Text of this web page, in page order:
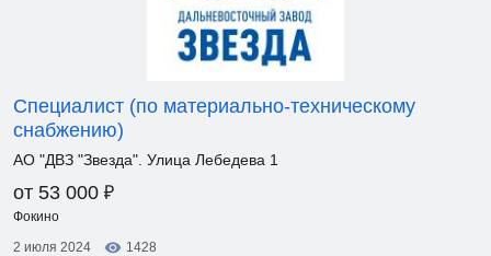
Специалист (по материально-техническому
снабжению)
АО "ДВЗ "Звезда". Улица Лебедева 1
от 53 000 ₽
Фокино
2 июля 2024
1428